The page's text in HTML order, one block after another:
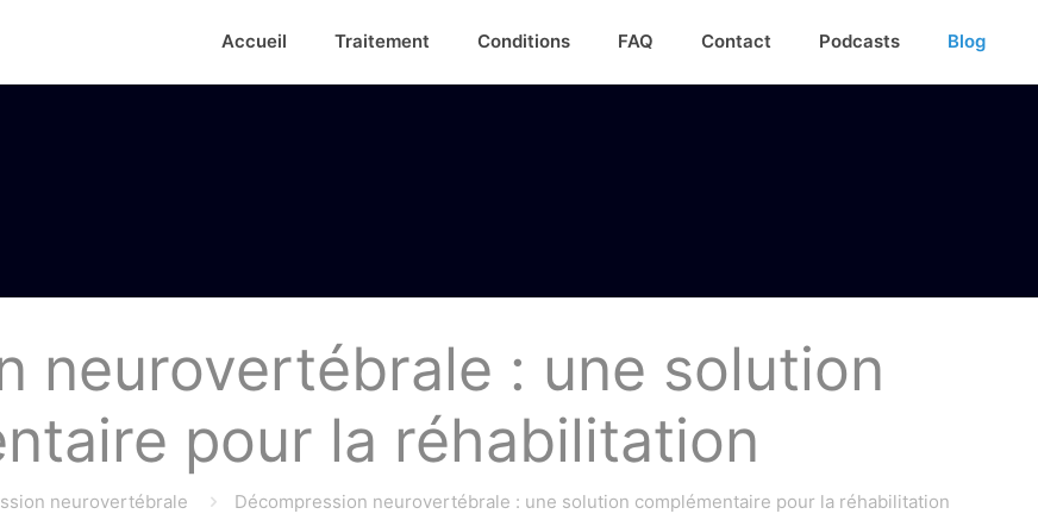
Accueil Traitement Conditions FAQ Contact Podcasts Blog
neurovertébrale : une solution
pour la réhabilitation
neurovertébrale Décompression neurovertébrale : une solution complémentaire pour la réhabilitation